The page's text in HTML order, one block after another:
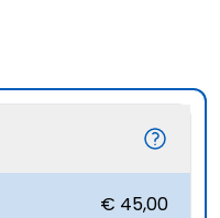
€ 45,00